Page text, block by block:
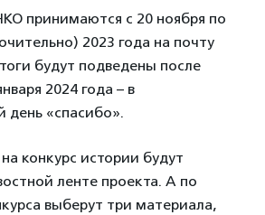
принимаются с 20 ноября по
2023 года на почту
будут подведены после
2024 года – в
«спасибо».
конкурс истории будут
ленте проекта. А по
выберут три материала,